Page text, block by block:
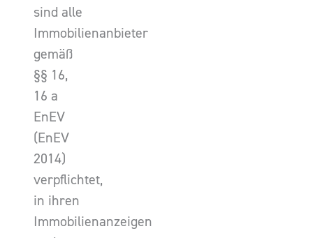
sind alle
Immobilienanbieter
gemäß
§§ 16,
16 a
EnEV
(EnEV
2014)
verpflichtet,
in ihren
Immobilienanzeigen